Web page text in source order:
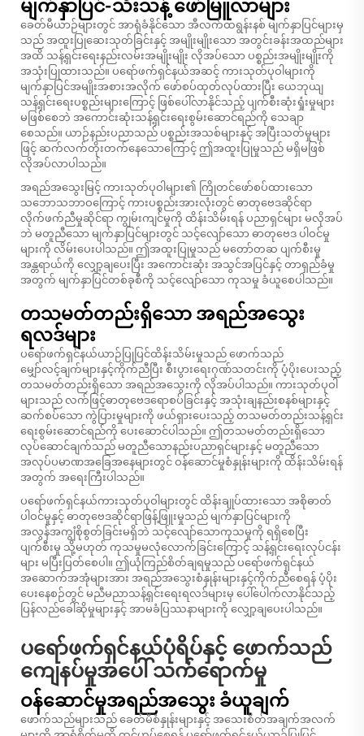
မျက်နှာပြင်-သီးသန့် ဖော်မြူလာများ
ခေတ်မီယာဉ်များတွင် အာရုံခံနိုင်သော အီလက်ထရွန်းနစ် မျက်နှာပြင်များမှ
သည် အထူးပြုဆေးသုတ်ခြင်းနှင့် အမျိုးမျိုးသော အတွင်းခန်းအထည်များ
အထိ သန့်ရှင်းရေးနည်းလမ်းအမျိုးမျိုး လိုအပ်သော ပစ္စည်းအမျိုးမျိုးကို
အသုံးပြုထားသည်။ ပရော်ဖက်ရှင်နယ်အဆင့် ကားသုတ်ပုဝါများကို
မျက်နှာပြင်အမျိုးအစားအလိုက် ဖော်စပ်ထုတ်လုပ်ထားပြီး ယေဘုယျ
သန့်ရှင်းရေးပစ္စည်းများကြောင့် ဖြစ်ပေါ်လာနိုင်သည့် ပျက်စီးဆုံးရှုံးမှုများ
မဖြစ်စေဘဲ အကောင်းဆုံးသန့်ရှင်းရေးစွမ်းဆောင်ရည်ကို သေချာ
စေသည်။ ယာဉ်နည်းပညာသည် ပစ္စည်းအသစ်များနှင့် အပြီးသတ်မှုများ
ဖြင့် ဆက်လက်တိုးတက်နေသောကြောင့် ဤအထူးပြုမှုသည် မရှိမဖြစ်
လိုအပ်လာပါသည်။
အရည်အသွေးမြင့် ကားသုတ်ပုဝါများ၏ ကြိုတင်ဖော်စပ်ထားသော
သဘောသဘာဝကြောင့် ကားပစ္စည်းအားလုံးတွင် ဓာတုဗေဒဆိုင်ရာ
လိုက်ဖက်ညီမှုဆိုင်ရာ ကျွမ်းကျင်မှုကို ထိန်းသိမ်းရန် ပညာရှင်များ မလိုအပ်
ဘဲ မတူညီသော မျက်နှာပြင်များတွင် သင့်လျော်သော ဓာတုဗေဒ ပါဝင်မှု
များကို လိမ်းပေးပါသည်။ ဤအထူးပြုမှုသည် မတော်တဆ ပျက်စီးမှု
အန္တရာယ်ကို လျှော့ချပေးပြီး အကောင်းဆုံး အသွင်အပြင်နှင့် တာရှည်ခံမှု
အတွက် မျက်နှာပြင်တစ်ခုစီကို သင့်လျော်သော ကုသမှု ခံယူစေပါသည်။
တသမတ်တည်းရှိသော အရည်အသွေး
ရလဒ်များ
ပရော်ဖက်ရှင်နယ်ယာဉ်ပြုပြင်ထိန်းသိမ်းမှုသည် ဖောက်သည်
မျှော်လင့်ချက်များနှင့်ကိုက်ညီပြီး စီးပွားရေးဂုဏ်သတင်းကို ပံ့ပိုးပေးသည့်
တသမတ်တည်းရှိသော အရည်အသွေးကို လိုအပ်ပါသည်။ ကားသုတ်ပုဝါ
များသည် လက်ဖြင့်ဓာတုဗေဒရောစပ်ခြင်းနှင့် အသုံးချနည်းစနစ်များနှင့်
ဆက်စပ်သော ကွဲပြားမှုများကို ဖယ်ရှားပေးသည့် တသမတ်တည်းသန့်ရှင်း
ရေးစွမ်းဆောင်ရည်ကို ပေးဆောင်ပါသည်။ ဤတသမတ်တည်းရှိသော
လုပ်ဆောင်ချက်သည် မတူညီသောနည်းပညာရှင်များနှင့် မတူညီသော
အလုပ်ပမာဏအခြေအနေများတွင် ဝန်ဆောင်မှုစံနှုန်းများကို ထိန်းသိမ်းရန်
အတွက် အရေးကြီးပါသည်။
ပရော်ဖက်ရှင်နယ်ကားသုတ်ပုဝါများတွင် ထိန်းချုပ်ထားသော အစိုဓာတ်
ပါဝင်မှုနှင့် ဓာတုဗေဒဆိုင်ရာဖြန့်ဖြူးမှုသည် မျက်နှာပြင်များကို
အလွန်အကျွံစိုစွတ်ခြင်းမရှိဘဲ သင့်လျော်သောကုသမှုကို ရရှိစေပြီး
ပျက်စီးမှု သို့မဟုတ် ကုသမှုမလုံလောက်ခြင်းကြောင့် သန့်ရှင်းရေးလုပ်ငန်း
များ မပြီးပြတ်စေပါ။ ဤယုံကြည်စိတ်ချရမှုသည် ပရော်ဖက်ရှင်နယ်
အဆောက်အအုံများအား အရည်အသွေးစံနှုန်းများနှင့်ကိုက်ညီစေရန် ပံ့ပိုး
ပေးနေစဉ်တွင် မညီမညာသန့်ရှင်းရေးရလဒ်များမှ ပေါ်ပေါက်လာနိုင်သည့်
ပြန်လည်ခေါ်ဆိုမှုများနှင့် အာမခံပြဿနာများကို လျှော့ချပေးပါသည်။
ပရော်ဖက်ရှင်နယ်ပုံရိပ်နှင့် ဖောက်သည်
ကျေနပ်မှုအပေါ် သက်ရောက်မှု
ဝန်ဆောင်မှုအရည်အသွေး ခံယူချက်
ဖောက်သည်များသည် ခေတ်မီစံနှုန်းများနှင့် အသေးစိတ်အချက်အလက်